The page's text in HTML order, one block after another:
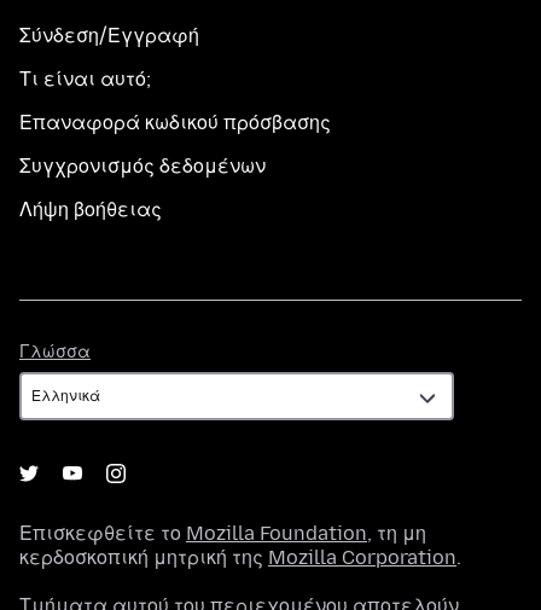
Σύνδεση/Εγγραφή
Τι είναι αυτό;
Επαναφορά κωδικού πρόσβασης
Συγχρονισμός δεδομένων
Λήψη βοήθειας
Γλώσσα
Επισκεφθείτε το Mozilla Foundation, τη μη
κερδοσκοπική μητρική της Mozilla Corporation.